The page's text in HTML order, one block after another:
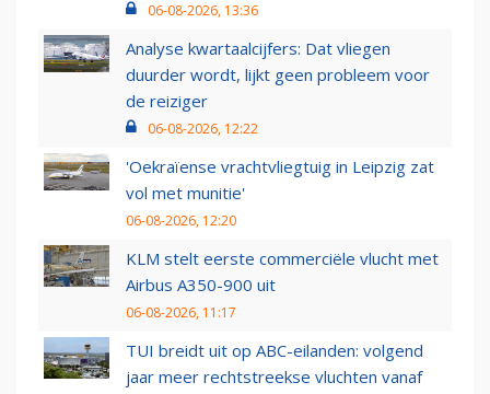
06-08-2026, 13:36
Analyse kwartaalcijfers: Dat vliegen
duurder wordt, lijkt geen probleem voor
de reiziger
06-08-2026, 12:22
'Oekraïense vrachtvliegtuig in Leipzig zat
vol met munitie'
06-08-2026, 12:20
KLM stelt eerste commerciële vlucht met
Airbus A350-900 uit
06-08-2026, 11:17
TUI breidt uit op ABC-eilanden: volgend
jaar meer rechtstreekse vluchten vanaf